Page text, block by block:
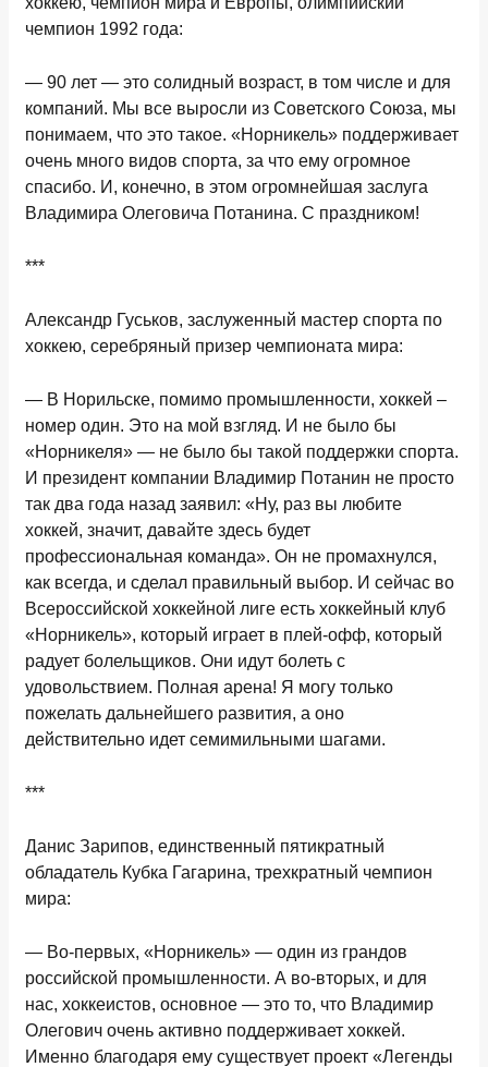
чемпион 1992 года:
— 90 лет — это солидный возраст, в том числе и для
компаний. Мы все выросли из Советского Союза, мы
понимаем, что это такое. «Норникель» поддерживает
очень много видов спорта, за что ему огромное
спасибо. И, конечно, в этом огромнейшая заслуга
Владимира Олеговича Потанина. С праздником!
***
Александр Гуськов, заслуженный мастер спорта по
хоккею, серебряный призер чемпионата мира:
— В Норильске, помимо промышленности, хоккей –
номер один. Это на мой взгляд. И не было бы
«Норникеля» — не было бы такой поддержки спорта.
И президент компании Владимир Потанин не просто
так два года назад заявил: «Ну, раз вы любите
хоккей, значит, давайте здесь будет
профессиональная команда». Он не промахнулся,
как всегда, и сделал правильный выбор. И сейчас во
Всероссийской хоккейной лиге есть хоккейный клуб
«Норникель», который играет в плей-офф, который
радует болельщиков. Они идут болеть с
удовольствием. Полная арена! Я могу только
пожелать дальнейшего развития, а оно
действительно идет семимильными шагами.
***
Данис Зарипов, единственный пятикратный
обладатель Кубка Гагарина, трехкратный чемпион
мира:
— Во-первых, «Норникель» — один из грандов
российской промышленности. А во-вторых, и для
нас, хоккеистов, основное — это то, что Владимир
Олегович очень активно поддерживает хоккей.
Именно благодаря ему существует проект «Легенды